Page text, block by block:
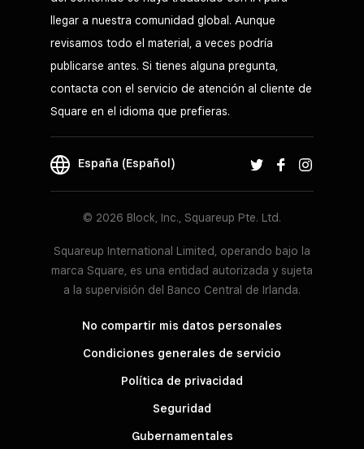
llegar a nuestra comunidad global. Aunque
revisamos todo el material, a veces podría
publicarse antes. Si tienes alguna pregunta,
contacta con el servicio de atención al cliente de
Square en el idioma que prefieras.
España (Español)
© 2026 Block, Inc., Squareup Pte. Ltd.
Squareup International Limited, operando bajo la
marca Square, es una entidad autorizada y sujeta
a la supervisión del Banco Central de Irlanda.
No compartir mis datos personales
Condiciones generales de servicio
Política de privacidad
Seguridad
Gubernamentales